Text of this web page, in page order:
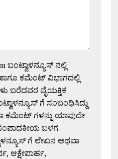
ಬಂಟ್ವಾಳನ್ಯೂಸ್ ನಲ್ಲಿ
ಕಮೆಂಟ್ ವಿಭಾಗದಲ್ಲಿ
ಬರೆದವರ ವೈಯಕ್ತಿಕ
ಗೆ ಸಂಬಂಧಿಸಿದ್ದು
ಕಮೆಂಟ್ ಗಳನ್ನು ಯಾವುದೇ
ಬಳಗ
ಗೆ ಲೇಖನ ಅಥವಾ